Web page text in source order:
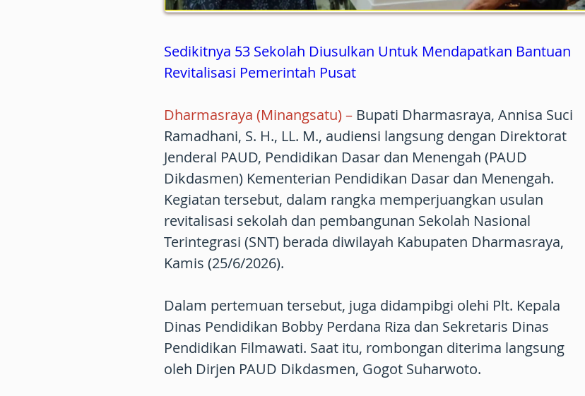
Sedikitnya 53 Sekolah Diusulkan Untuk Mendapatkan Bantuan
Revitalisasi Pemerintah Pusat
Dharmasraya (Minangsatu) – Bupati Dharmasraya, Annisa Suci
Ramadhani, S. H., LL. M., audiensi langsung dengan Direktorat
Jenderal PAUD, Pendidikan Dasar dan Menengah (PAUD
Dikdasmen) Kementerian Pendidikan Dasar dan Menengah.
Kegiatan tersebut, dalam rangka memperjuangkan usulan
revitalisasi sekolah dan pembangunan Sekolah Nasional
Terintegrasi (SNT) berada diwilayah Kabupaten Dharmasraya,
Kamis (25/6/2026).
Dalam pertemuan tersebut, juga didampibgi olehi Plt. Kepala
Dinas Pendidikan Bobby Perdana Riza dan Sekretaris Dinas
Pendidikan Filmawati. Saat itu, rombongan diterima langsung
oleh Dirjen PAUD Dikdasmen, Gogot Suharwoto.